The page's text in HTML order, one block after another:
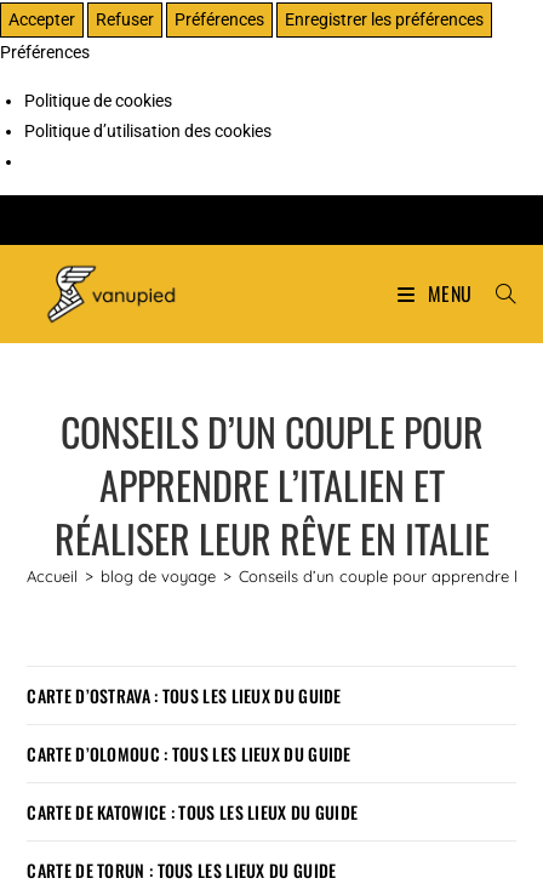
Accepter Refuser Préférences
Enregistrer les préférences
Préférences
Politique de cookies
Politique d’utilisation des cookies
MENU
CONSEILS D’UN COUPLE POUR
APPRENDRE L’ITALIEN ET
RÉALISER LEUR RÊVE EN ITALIE
Accueil > blog de voyage > Conseils d’un couple pour apprendre
CARTE D’OSTRAVA : TOUS LES LIEUX DU GUIDE
CARTE D’OLOMOUC : TOUS LES LIEUX DU GUIDE
CARTE DE KATOWICE : TOUS LES LIEUX DU GUIDE
CARTE DE TORUN : TOUS LES LIEUX DU GUIDE